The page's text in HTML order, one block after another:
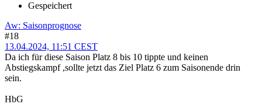
Gespeichert
Aw: Saisonprognose
#18
13.04.2024, 11:51 CEST
Da ich für diese Saison Platz 8 bis 10 tippte und keinen
Abstiegskampf ,sollte jetzt das Ziel Platz 6 zum Saisonende drin
sein.
HbG